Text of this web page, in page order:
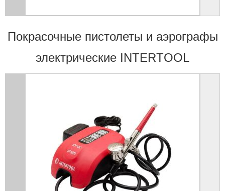
Покрасочные пистолеты и аэрографы
электрические INTERTOOL